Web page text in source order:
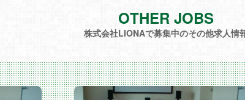
OTHER JOBS
株式会社LIONAで募集中のその他求人情